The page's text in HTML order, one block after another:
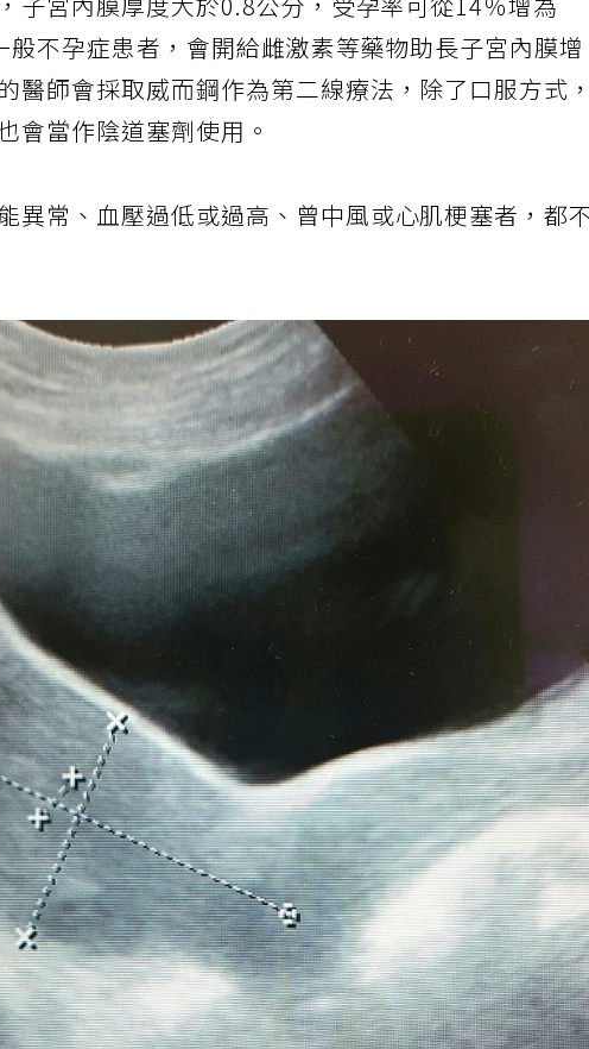
子宮內膜厚度大於0.8公分，受孕率可從14％增為
不孕症患者，會開給雌激素等藥物助長子宮內膜增
醫師會採取威而鋼作為第二線療法，除了口服方式，
會當作陰道塞劑使用。
異常、血壓過低或過高、曾中風或心肌梗塞者，都不